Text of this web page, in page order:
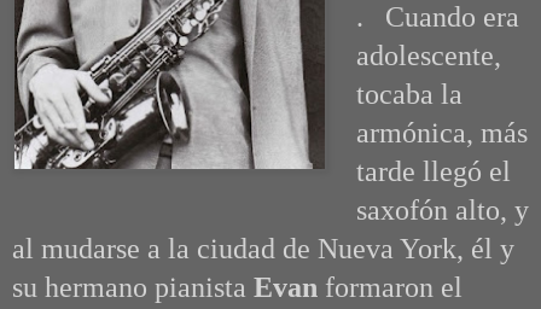
. Cuando era
adolescente,
tocaba la
armónica, más
tarde llegó el
saxofón alto, y
al mudarse a la ciudad de Nueva York, él y
su hermano pianista Evan formaron el